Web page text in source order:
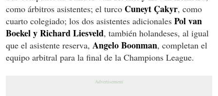
como árbitros asistentes; el turco Cuneyt Çakyr, como
cuarto colegiado; los dos asistentes adicionales Pol van
Boekel y Richard Liesveld, también holandeses, al igual
que el asistente reserva, Angelo Boonman, completan el
equipo arbitral para la final de la Champions League.